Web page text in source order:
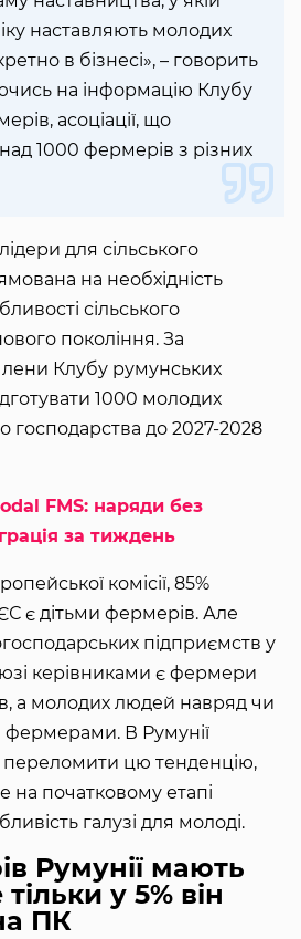
наставляють молодих
в бізнесі», – говорить
на інформацію Клубу
асоціації, що
1000 фермерів з різних
для сільського
на необхідність
сільського
покоління. За
Клубу румунських
1000 молодих
господарства до 2027-2028
FMS: наряди без
за тиждень
комісії, 85%
є дітьми фермерів. Але
підприємств у
керівниками є фермери
а молодих людей навряд чи
фермерами. В Румунії
переломити цю тенденцію,
початковому етапі
галузі для молоді.
Румунії мають
у 5% він
ПК